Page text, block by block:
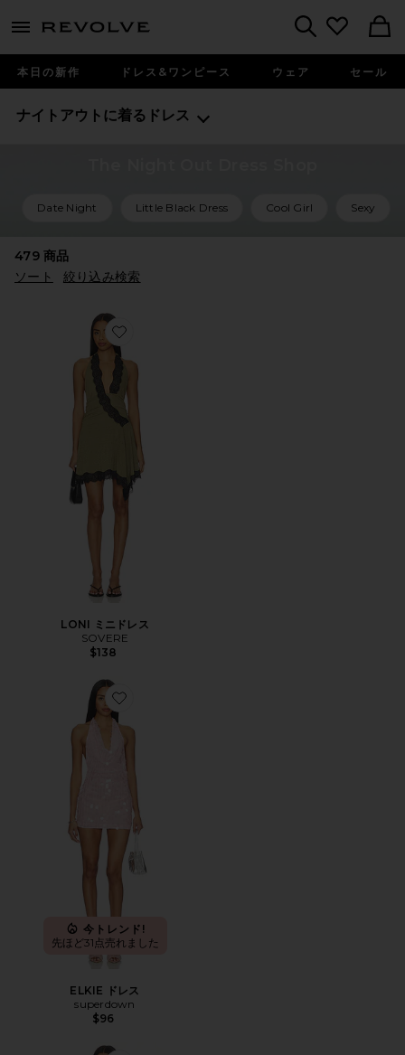
menu - shows more content
本日の新作 ドレス&ワンピース ウェア セール
ナイトアウトに着るドレス
Date Night Little Black Dress Cool Girl Sexy
479商品
ソート
絞り込み検索
Favorite LONI ミニドレス
LONI ミニドレス
SOVERE
$138
Favorite ELKIE ドレス
今トレンド!
先ほど31点売れました
ELKIE ドレス
superdown
$96